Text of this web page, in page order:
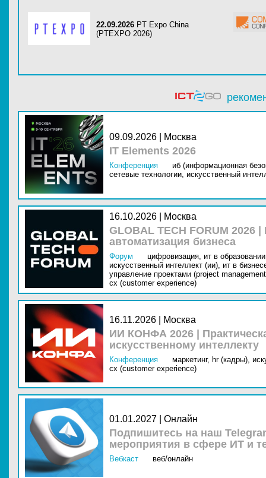
22.09.2026 PT Expo China
(PTEXPO 2026)
09.09.2026 | Москва
IT Elements 2026
Конференция
иб (информационная
сетевые технологии, искусственный
16.10.2026 | Москва
GLOBAL TECH FORUM
автоматизация бизнеса
Форум цифровизация, ит в
искусственный интеллект (ии), ит в
управление проектами (project
cx (customer experience)
16.11.2026 | Москва
ИИ КОНФА 2026 |
искусственному интеллекту
Конференция маркетинг, hr (кадры),
cx (customer experience)
01.01.2027 | Онлайн
Подпишитесь на наш
мероприятия в сфере ИТ и
Вебкаст веб/онлайн